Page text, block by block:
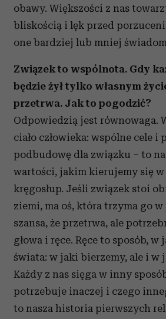
obawy. Większości z nas
bliskością i lęk przed
one bardziej lub mniej
Związek to wspólnota. Gdy
będzie żył tylko własnym
przetrwa. Jak to pogodzić?
Odpowiedzią jest równowaga.
ciało człowieka: wspólne cele i
podbudowę dla związku – to
wartości, jakim kierujemy się
kręgosłup. Jeśli związek stoi
ziemi, ma oś, która trzyma go
szansa, że przetrwa, ale
głowa i ręce. Ręce to sposób,
świata: w jaki bierzemy, ale i w
Każdy z nas sięga w inny
potrzebuje inaczej i czego
to nasza historia pierwszych